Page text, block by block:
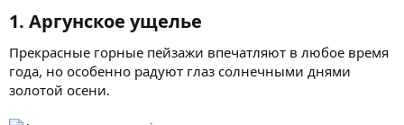
1. Аргунское ущелье​
Прекрасные горные пейзажи впечатляют в любое время
года, но особенно радуют глаз солнечными днями
золотой осени.